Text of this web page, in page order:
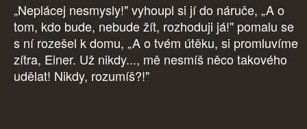
„Neplácej nesmysly!" vyhoupl si jí do náruče, „A o
tom, kdo bude, nebude žít, rozhoduji já!" pomalu se
s ní rozešel k domu, „A o tvém útěku, si promluvíme
zítra, Einer. Už nikdy..., mě nesmíš něco takového
udělat! Nikdy, rozumíš?!"